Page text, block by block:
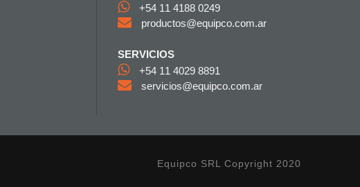
+54 11 4188 0249
productos@equipco.com.ar
SERVICIOS
+54 11 4029 8891
servicios@equipco.com.ar
Equipco SRL Copyright 2020